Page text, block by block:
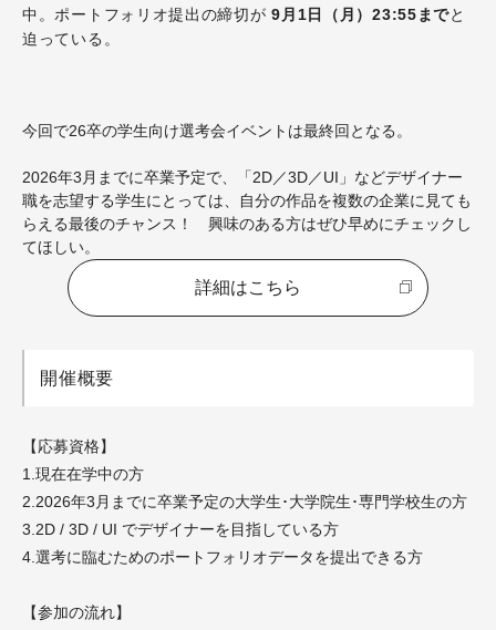
中。ポートフォリオ提出の締切が9月1日（月）23:55までと
迫っている。
今回で26卒の学生向け選考会イベントは最終回となる。
2026年3月までに卒業予定で、「2D／3D／UI」などデザイナー
職を志望する学生にとっては、自分の作品を複数の企業に見ても
らえる最後のチャンス！ 興味のある方はぜひ早めにチェックし
てほしい。
詳細はこちら
開催概要
【応募資格】
1.現在在学中の方
2.2026年3月までに卒業予定の大学生･大学院生･専門学校生の方
3.2D / 3D / UI でデザイナーを目指している方
4.選考に臨むためのポートフォリオデータを提出できる方
【参加の流れ】